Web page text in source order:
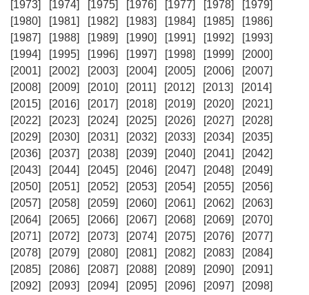
[1973] [1974] [1975] [1976] [1977] [1978]
[1979]
[1980]
[1981] [1982] [1983] [1984] [1985]
[1986]
[1987]
[1988] [1989] [1990] [1991] [1992]
[1993]
[1994]
[1995] [1996] [1997] [1998] [1999]
[2000]
[2001]
[2002] [2003] [2004] [2005] [2006]
[2007]
[2008]
[2009] [2010] [2011] [2012] [2013]
[2014]
[2015]
[2016] [2017] [2018] [2019] [2020]
[2021]
[2022]
[2023] [2024] [2025] [2026] [2027]
[2028]
[2029]
[2030] [2031] [2032] [2033] [2034]
[2035]
[2036]
[2037] [2038] [2039] [2040] [2041]
[2042]
[2043]
[2044] [2045] [2046] [2047] [2048]
[2049]
[2050]
[2051] [2052] [2053] [2054] [2055]
[2056]
[2057]
[2058] [2059] [2060] [2061] [2062]
[2063]
[2064]
[2065] [2066] [2067] [2068] [2069]
[2070]
[2071]
[2072] [2073] [2074] [2075] [2076]
[2077]
[2078]
[2079] [2080] [2081] [2082] [2083]
[2084]
[2085]
[2086] [2087] [2088] [2089] [2090]
[2091]
[2092]
[2093] [2094] [2095] [2096] [2097]
[2098]